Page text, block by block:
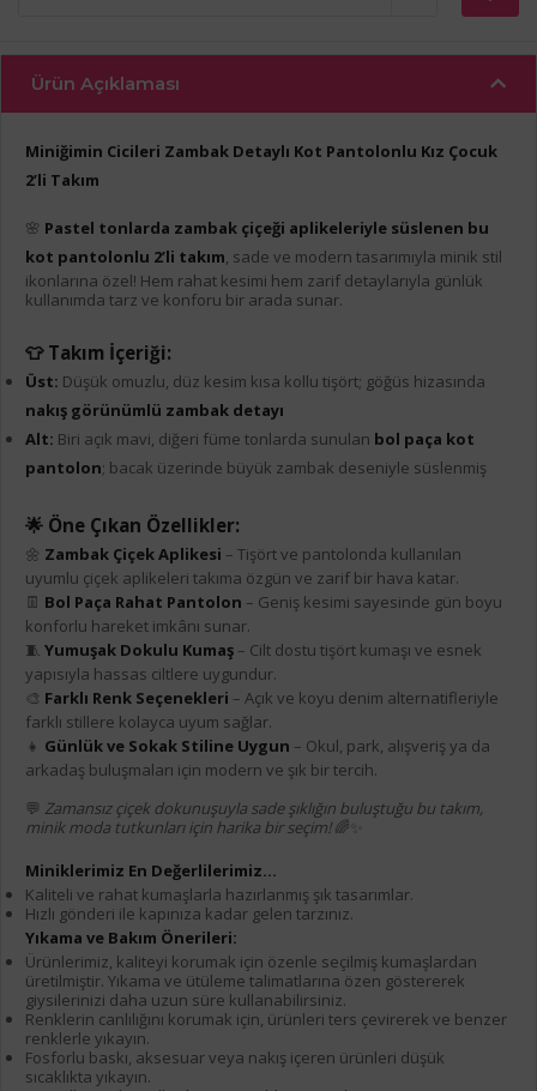
Ürün Açıklaması
Miniğimin Cicileri Zambak Detaylı Kot Pantolonlu Kız Çocuk
2’li Takım
🌸 Pastel tonlarda zambak çiçeği aplikeleriyle süslenen bu
kot pantolonlu 2’li takım, sade ve modern tasarımıyla minik stil
ikonlarına özel! Hem rahat kesimi hem zarif detaylarıyla günlük
kullanımda tarz ve konforu bir arada sunar.
👕 Takım İçeriği:
Üst: Düşük omuzlu, düz kesim kısa kollu tişört; göğüs hizasında
nakış görünümlü zambak detayı
Alt: Biri açık mavi, diğeri füme tonlarda sunulan bol paça kot
pantolon; bacak üzerinde büyük zambak deseniyle süslenmiş
🌟 Öne Çıkan Özellikler:
🌼 Zambak Çiçek Aplikesi – Tişört ve pantolonda kullanılan
uyumlu çiçek aplikeleri takıma özgün ve zarif bir hava katar.
👖 Bol Paça Rahat Pantolon – Geniş kesimi sayesinde gün boyu
konforlu hareket imkânı sunar.
🧵 Yumuşak Dokulu Kumaş – Cilt dostu tişört kumaşı ve esnek
yapısıyla hassas ciltlere uygundur.
🎨 Farklı Renk Seçenekleri – Açık ve koyu denim alternatifleriyle
farklı stillere kolayca uyum sağlar.
👧 Günlük ve Sokak Stiline Uygun – Okul, park, alışveriş ya da
arkadaş buluşmaları için modern ve şık bir tercih.
💬 Zamansız çiçek dokunuşuyla sade şıklığın buluştuğu bu takım,
minik moda tutkunları için harika bir seçim!🌈✨
Miniklerimiz En Değerlilerimiz...
Kaliteli ve rahat kumaşlarla hazırlanmış şık tasarımlar.
Hızlı gönderi ile kapınıza kadar gelen tarzınız.
Yıkama ve Bakım Önerileri:
Ürünlerimiz, kaliteyi korumak için özenle seçilmiş kumaşlardan
üretilmiştir. Yıkama ve ütüleme talimatlarına özen göstererek
giysilerinizi daha uzun süre kullanabilirsiniz.
Renklerin canlılığını korumak için, ürünleri ters çevirerek ve benzer
renklerle yıkayın.
Fosforlu baskı, aksesuar veya nakış içeren ürünleri düşük
sıcaklıkta yıkayın.